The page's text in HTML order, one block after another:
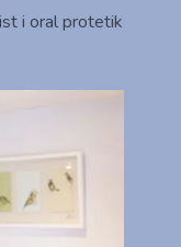
i oral protetik